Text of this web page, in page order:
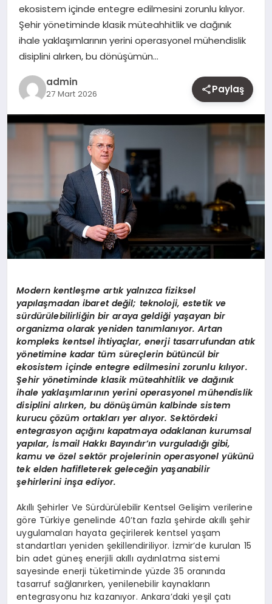
OTOMOBIL
ekosistem içinde entegre edilmesini zorunlu kılıyor.
Şehir yönetiminde klasik müteahhitlik ve dağınık
ihale yaklaşımlarının yerini operasyonel mühendislik
disiplini alırken, bu dönüşümün…
admin
27 Mart 2026 Paylaş
Modern kentleşme artık yalnızca fiziksel
yapılaşmadan ibaret değil; teknoloji, estetik ve
sürdürülebilirliğin bir araya geldiği yaşayan bir
organizma olarak yeniden tanımlanıyor. Artan
kompleks kentsel ihtiyaçlar, enerji tasarrufundan atık
yönetimine kadar tüm süreçlerin bütüncül bir
ekosistem içinde entegre edilmesini zorunlu kılıyor.
Şehir yönetiminde klasik müteahhitlik ve dağınık
ihale yaklaşımlarının yerini operasyonel mühendislik
disiplini alırken, bu dönüşümün kalbinde sistem
kurucu çözüm ortakları yer alıyor. Sektördeki
entegrasyon açığını kapatmaya odaklanan kurumsal
yapılar, İsmail Hakkı Bayındır’ın vurguladığı gibi,
kamu ve özel sektör projelerinin operasyonel yükünü
tek elden hafifleterek geleceğin yaşanabilir
şehirlerini inşa ediyor.
Akıllı Şehirler Ve Sürdürülebilir Kentsel Gelişim verilerine
göre Türkiye genelinde 40’tan fazla şehirde akıllı şehir
uygulamaları hayata geçirilerek kentsel yaşam
standartları yeniden şekillendiriliyor. İzmir’de kurulan 15
bin adet güneş enerjili akıllı aydınlatma sistemi
sayesinde enerji tüketiminde yüzde 35 oranında
tasarruf sağlanırken, yenilenebilir kaynakların
entegrasyonu hız kazanıyor. Ankara’daki yeşil çatı